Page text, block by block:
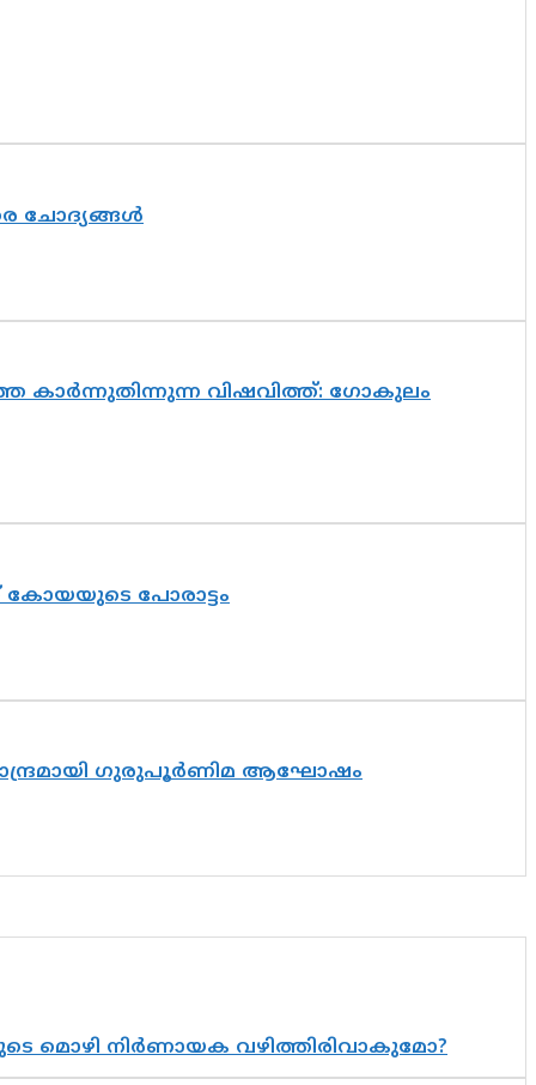
ചോദ്യങ്ങൾ
കാർന്നുതിന്നുന്ന വിഷവിത്ത്: ഗോകുലം
കോയയുടെ പോരാട്ടം
ഗുരുപൂർണിമ ആഘോഷം
മൊഴി നിർണായക വഴിത്തിരിവാകുമോ?